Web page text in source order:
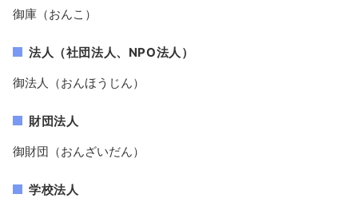
御庫（おんこ）
法人（社団法人、NPO法人）
御法人（おんほうじん）
財団法人
御財団（おんざいだん）
学校法人